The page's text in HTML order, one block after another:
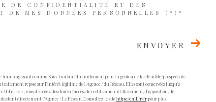
DE CONFIDENTIALITÉ ET DES
DE MES DONNÉES PERSONNELLES (*)*
ENVOYER
agissant comme Sous-traitant du traitement pour la gestion de la clientèle/prospects de
repose sur l'intérêt légitime de l'Agence / du Réseau. Elles sont conservées jusqu'à
», vous disposez des droits d’accès, de rectification, d’effacement, d’opposition, de
directement l’Agence / Le Réseau. Consultez le sitehttps://cnil.fr/frpour plus